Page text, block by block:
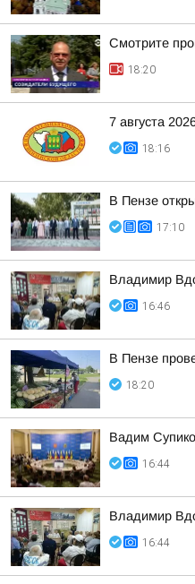
Смотрите
18:20
7 августа
18:16
В Пензе
17:10
Владимир
16:46
В Пензе
18:20
Вадим
16:44
Владимир
16:44